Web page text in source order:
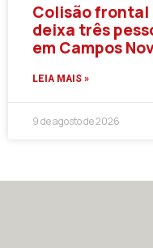
Colisão frontal
deixa três
em Campos
LEIA MAIS »
9 de agosto de 2026